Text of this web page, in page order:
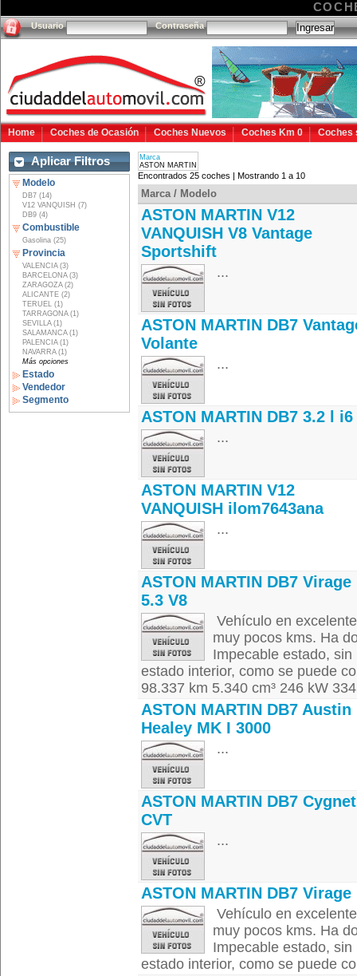
Usuario Contraseña
Home Coches de Ocasión Coches Nuevos Coches Km 0 Coches
Aplicar Filtros
Modelo
DB7 (14)
V12 VANQUISH (7)
DB9 (4)
Combustible
Gasolina (25)
Provincia
VALENCIA (3)
BARCELONA (3)
ZARAGOZA (2)
ALICANTE (2)
TERUEL (1)
TARRAGONA (1)
SEVILLA (1)
SALAMANCA (1)
PALENCIA (1)
NAVARRA (1)
Más opciones
Estado
Vendedor
Segmento
Marca
ASTON MARTIN
Encontrados 25 coches | Mostrando 1 a 10
Marca / Modelo
ASTON MARTIN V12
VANQUISH V8 Vantage
Sportshift
...
ASTON MARTIN DB7
Volante
...
ASTON MARTIN DB7 3.2 l i6
...
ASTON MARTIN V12
VANQUISH ilom7643ana
...
ASTON MARTIN DB7 Virage
5.3 V8
Vehículo en
muy pocos kms. Ha
Impecable estado,
estado interior, como se puede
98.337 km 5.340 cm³ 246 kW
ASTON MARTIN DB7 Austin
Healey MK I 3000
...
ASTON MARTIN DB7 Cygnet
CVT
...
ASTON MARTIN DB7 Virage
Vehículo en
muy pocos kms. Ha
Impecable estado,
estado interior, como se puede